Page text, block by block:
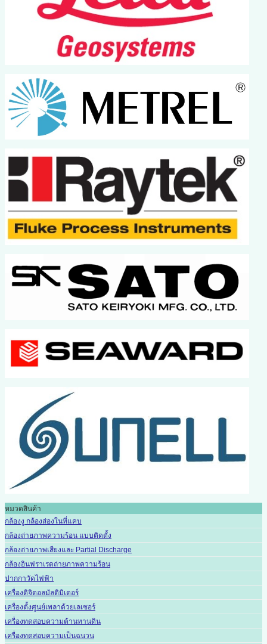
หมวดสินค้า
กล้องงู กล้องส่องในที่แคบ
กล้องถ่ายภาพความร้อน แบบติดตั้ง
กล้องถ่ายภาพเสียงและ Partial Discharge
กล้องอินฟราเรดถ่ายภาพความร้อน
ปากกาวัดไฟฟ้า
เครื่องดิจิตอลมัลติมิเตอร์
เครื่องตั้งศูนย์เพลาด้วยเลเซอร์
เครื่องทดสอบความต้านทานดิน
เครื่องทดสอบความเป็นฉนวน